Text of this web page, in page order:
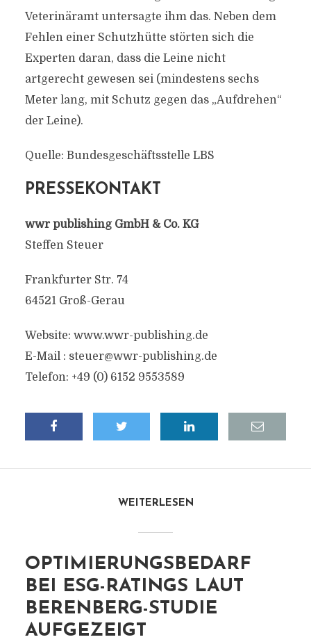
Veterinäramt untersagte ihm das. Neben dem
Fehlen einer Schutzhütte störten sich die
Experten daran, dass die Leine nicht
artgerecht gewesen sei (mindestens sechs
Meter lang, mit Schutz gegen das „Aufdrehen“
der Leine).
Quelle: Bundesgeschäftsstelle LBS
PRESSEKONTAKT
wwr publishing GmbH & Co. KG
Steffen Steuer
Frankfurter Str. 74
64521 Groß-Gerau
Website: www.wwr-publishing.de
E-Mail : steuer@wwr-publishing.de
Telefon: +49 (0) 6152 9553589
WEITERLESEN
OPTIMIERUNGSBEDARF
BEI ESG-RATINGS LAUT
BERENBERG-STUDIE
AUFGEZEIGT